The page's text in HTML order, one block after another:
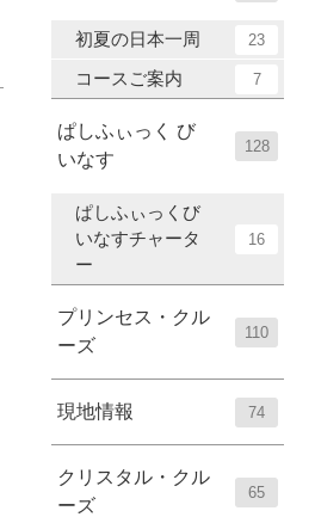
初夏の日本一周 23
コースご案内 7
ぱしふぃっく び
いなす
128
ぱしふぃっくび
いなすチャータ
ー
16
プリンセス・クル
ーズ
110
現地情報 74
クリスタル・クル
ーズ
65